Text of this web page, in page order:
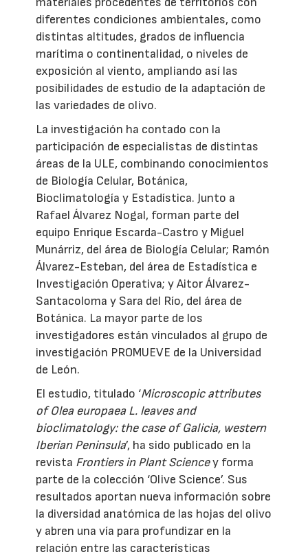
diferentes condiciones ambientales, como
distintas altitudes, grados de influencia
marítima o continentalidad, o niveles de
exposición al viento, ampliando así las
posibilidades de estudio de la adaptación de
las variedades de olivo.
La investigación ha contado con la
participación de especialistas de distintas
áreas de la ULE, combinando conocimientos
de Biología Celular, Botánica,
Bioclimatología y Estadística. Junto a
Rafael Álvarez Nogal, forman parte del
equipo Enrique Escarda-Castro y Miguel
Munárriz, del área de Biología Celular; Ramón
Álvarez-Esteban, del área de Estadística e
Investigación Operativa; y Aitor Álvarez-
Santacoloma y Sara del Río, del área de
Botánica. La mayor parte de los
investigadores están vinculados al grupo de
investigación PROMUEVE de la Universidad
de León.
El estudio, titulado ‘Microscopic attributes
of Olea europaea L. leaves and
bioclimatology: the case of Galicia, western
Iberian Peninsula’, ha sido publicado en la
revista Frontiers in Plant Sciencey forma
parte de la colección ‘Olive Science’. Sus
resultados aportan nueva información sobre
la diversidad anatómica de las hojas del olivo
y abren una vía para profundizar en la
relación entre las características